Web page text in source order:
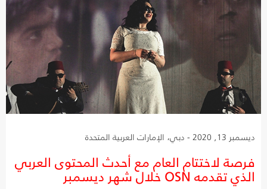
ديسمبر 13, 2020 - دبي، الإمارات العربية المتحدة
فرصة لاختتام العام مع أحدث المحتوى العربي
الذي تقدمه OSN خلال شهر ديسمبر